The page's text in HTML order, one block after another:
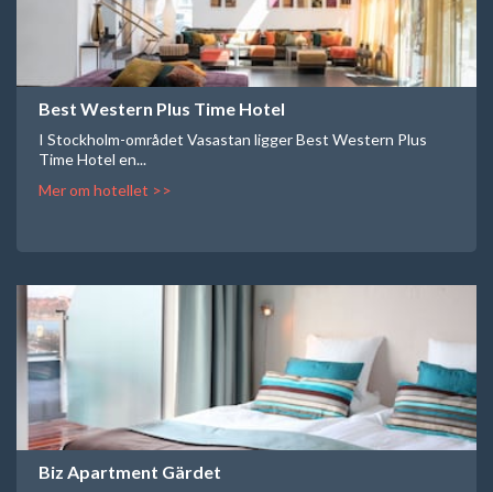
Best Western Plus Time Hotel
I Stockholm-området Vasastan ligger Best Western Plus
Time Hotel en...
Mer om hotellet >>
Biz Apartment Gärdet